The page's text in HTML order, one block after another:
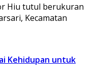
Hiu tutul berukuran
Kecamatan
Kehidupan untuk